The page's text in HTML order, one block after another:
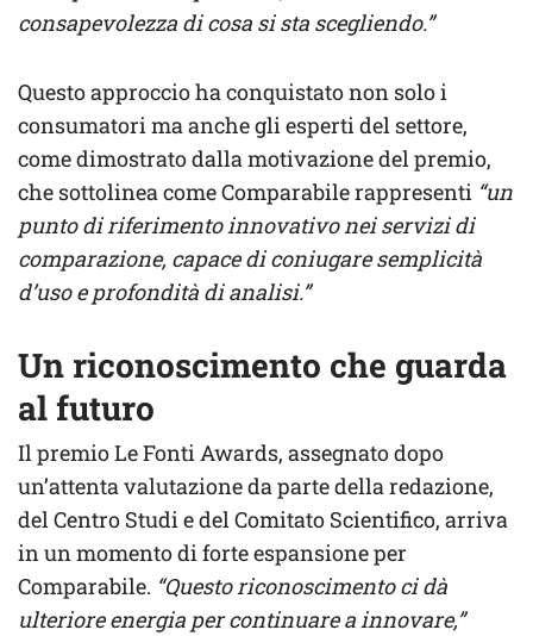
consapevolezza di cosa si sta scegliendo.”
Questo approccio ha conquistato non solo i
consumatori ma anche gli esperti del settore,
come dimostrato dalla motivazione del premio,
che sottolinea come Comparabile rappresenti “un
punto di riferimento innovativo nei servizi di
comparazione, capace di coniugare semplicità
d’uso e profondità di analisi.”
Un riconoscimento che guarda
al futuro
Il premio Le Fonti Awards, assegnato dopo
un’attenta valutazione da parte della redazione,
del Centro Studi e del Comitato Scientifico, arriva
in un momento di forte espansione per
Comparabile. “Questo riconoscimento ci dà
ulteriore energia per continuare a innovare,”